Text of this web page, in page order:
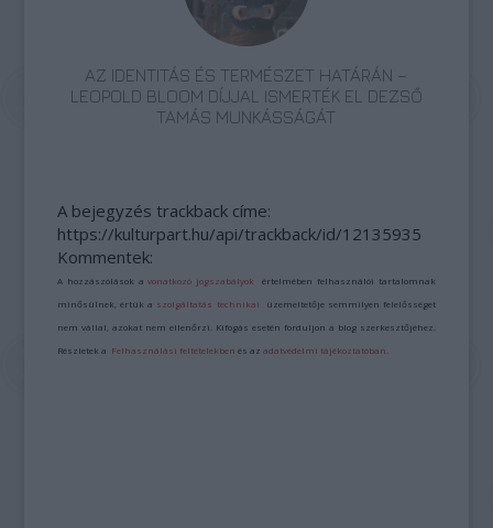
AZ IDENTITÁS ÉS TERMÉSZET HATÁRÁN –
LEOPOLD BLOOM DÍJJAL ISMERTÉK EL DEZSŐ
TAMÁS MUNKÁSSÁGÁT
A bejegyzés trackback címe:
https://kulturpart.hu/api/trackback/id/12135935
Kommentek:
A hozzászólások avonatkozó jogszabályok értelmében felhasználói tartalomnak
minősülnek, értük a szolgáltatás technikai üzemeltetője semmilyen felelősséget
nem vállal, azokat nem ellenőrzi. Kifogás esetén forduljon a blog szerkesztőjéhez.
Részletek a Felhasználási feltételekben és azadatvédelmi tájékoztatóban